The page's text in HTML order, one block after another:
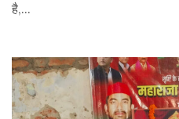
है,...